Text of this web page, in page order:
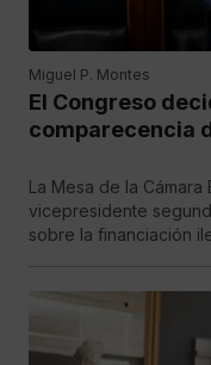
Miguel P. Montes
El Congreso
comparecencia
La Mesa de la
vicepresidente
sobre la financiación